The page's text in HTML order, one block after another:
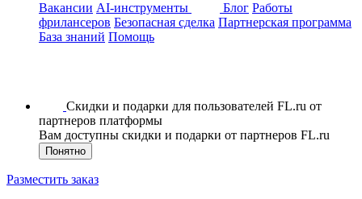
Вакансии AI-инструменты Блог Работы
фрилансеров Безопасная сделка Партнерская программа
База знаний Помощь
Скидки и подарки для пользователей FL.ru от
партнеров платформы
Вам доступны скидки и подарки от партнеров FL.ru
Понятно
Разместить заказ